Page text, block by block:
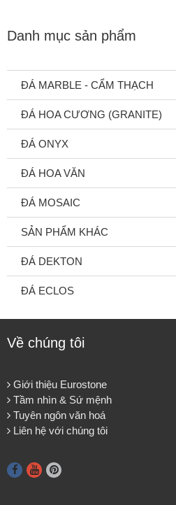
Danh mục sản phẩm
ĐÁ MARBLE - CẨM THẠCH
ĐÁ HOA CƯƠNG (GRANITE)
ĐÁ ONYX
ĐÁ HOA VĂN
ĐÁ MOSAIC
SẢN PHẨM KHÁC
ĐÁ DEKTON
ĐÁ ECLOS
Về chúng tôi
Giới thiệu Eurostone
Tầm nhìn & Sứ mệnh
Tuyên ngôn văn hoá
Liên hệ với chúng tôi